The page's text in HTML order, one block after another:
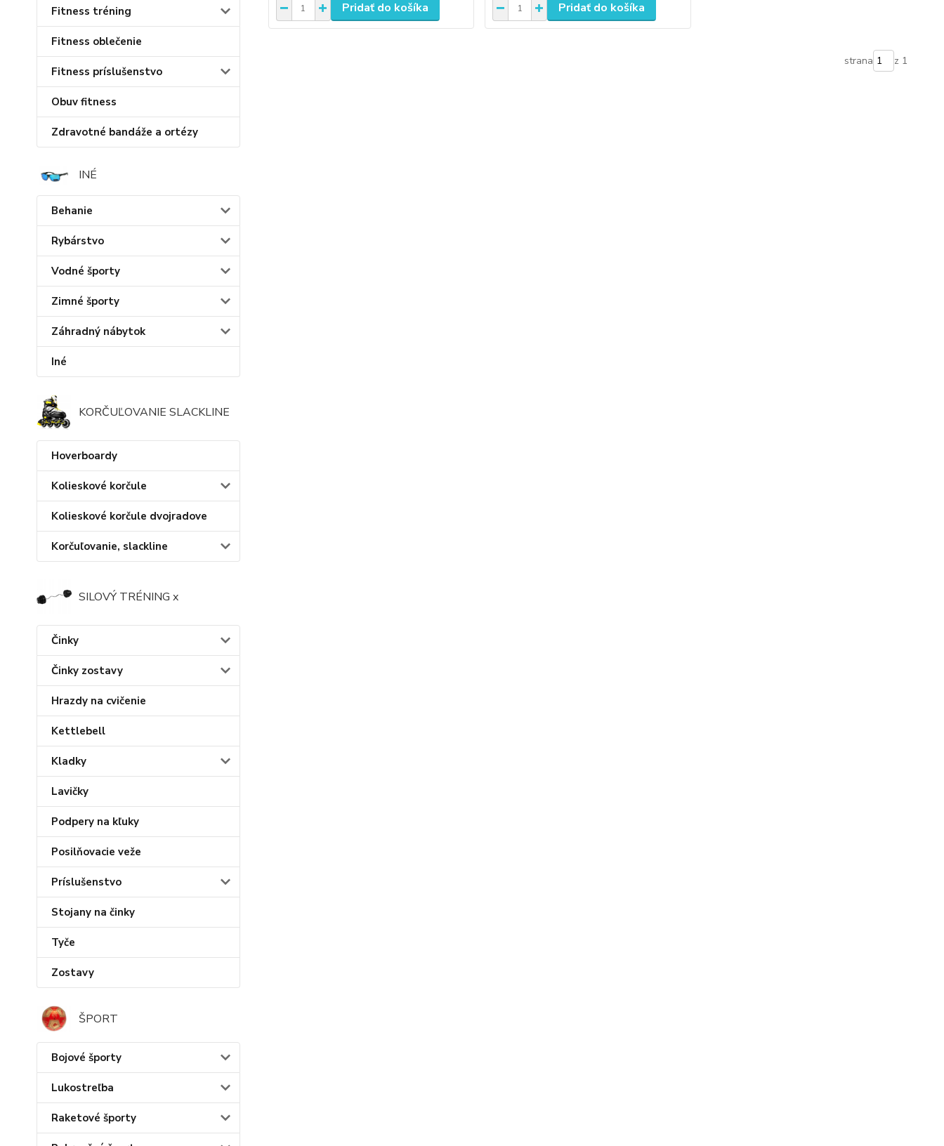
Fitness tréning
Fitness oblečenie
Fitness príslušenstvo
Obuv fitness
Zdravotné bandáže a ortézy
INÉ
Behanie
Rybárstvo
Vodné športy
Zimné športy
Záhradný nábytok
Iné
KORČUĽOVANIE SLACKLINE
Hoverboardy
Kolieskové korčule
Kolieskové korčule dvojradove
Korčuľovanie, slackline
SILOVÝ TRÉNING x
Činky
Činky zostavy
Hrazdy na cvičenie
Kettlebell
Kladky
Lavičky
Podpery na kľuky
Posilňovacie veže
Príslušenstvo
Stojany na činky
Tyče
Zostavy
ŠPORT
Bojové športy
Lukostreľba
Raketové športy
Pridať do košíka Pridať do košíka
strana z 1